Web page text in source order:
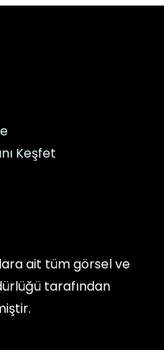
Keşfet
ait tüm görsel ve
tarafından